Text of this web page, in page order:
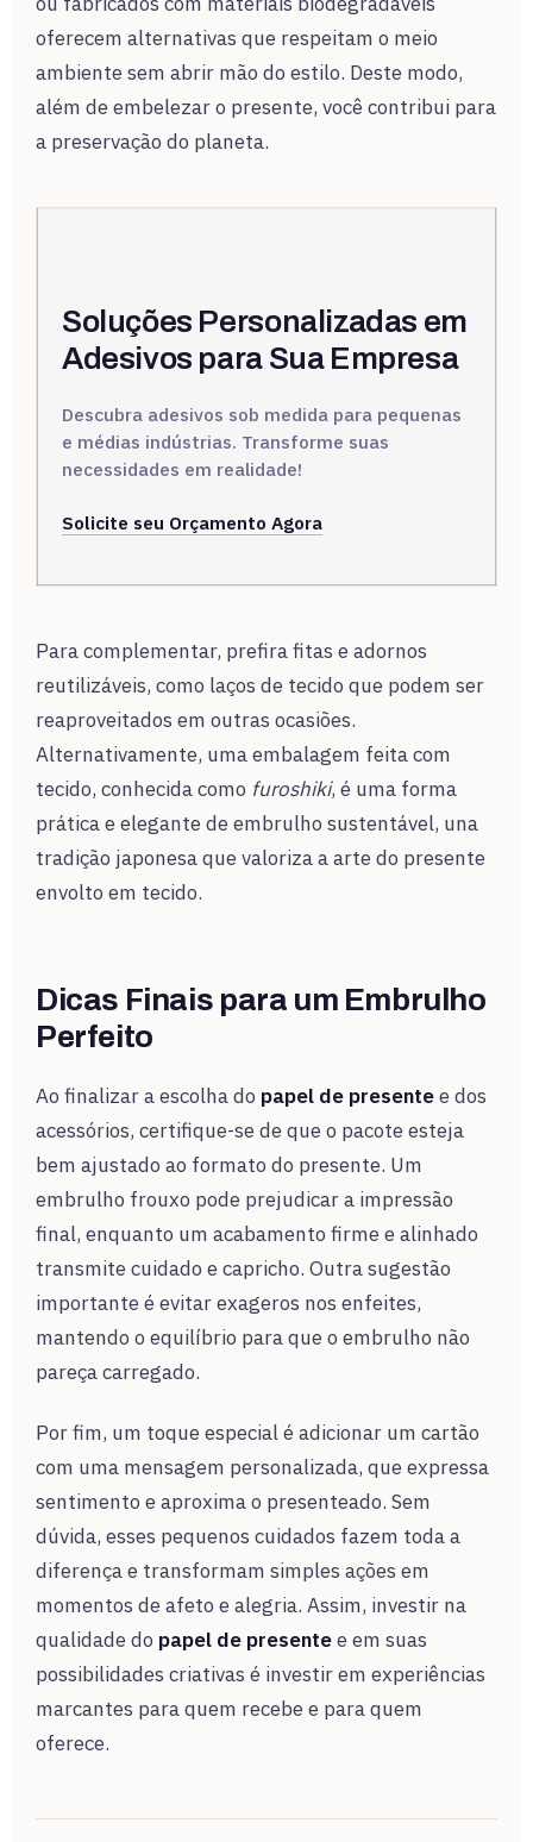
oferecem alternativas que respeitam o meio
ambiente sem abrir mão do estilo. Deste modo,
além de embelezar o presente, você contribui para
a preservação do planeta.
Soluções Personalizadas em
Adesivos para Sua Empresa
Descubra adesivos sob medida para pequenas
e médias indústrias. Transforme suas
necessidades em realidade!
Solicite seu Orçamento Agora
Para complementar, prefira fitas e adornos
reutilizáveis, como laços de tecido que podem ser
reaproveitados em outras ocasiões.
Alternativamente, uma embalagem feita com
tecido, conhecida como furoshiki, é uma forma
prática e elegante de embrulho sustentável, una
tradição japonesa que valoriza a arte do presente
envolto em tecido.
Dicas Finais para um Embrulho
Perfeito
Ao finalizar a escolha do papel de presentee dos
acessórios, certifique-se de que o pacote esteja
bem ajustado ao formato do presente. Um
embrulho frouxo pode prejudicar a impressão
final, enquanto um acabamento firme e alinhado
transmite cuidado e capricho. Outra sugestão
importante é evitar exageros nos enfeites,
mantendo o equilíbrio para que o embrulho não
pareça carregado.
Por fim, um toque especial é adicionar um cartão
com uma mensagem personalizada, que expressa
sentimento e aproxima o presenteado. Sem
dúvida, esses pequenos cuidados fazem toda a
diferença e transformam simples ações em
momentos de afeto e alegria. Assim, investir na
qualidade do papel de presentee em suas
possibilidades criativas é investir em experiências
marcantes para quem recebe e para quem
oferece.